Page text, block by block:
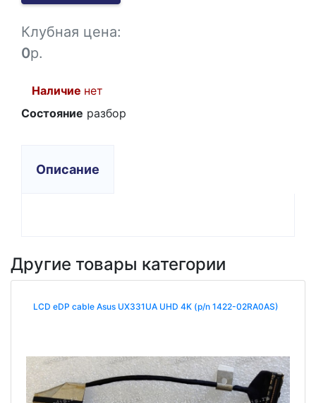
Клубная цена:
0р.
Наличие нет
Состояние разбор
Описание
Другие товары категории
LCD eDP cable Asus UX331UA UHD 4K (p/n 1422-02RA0AS)